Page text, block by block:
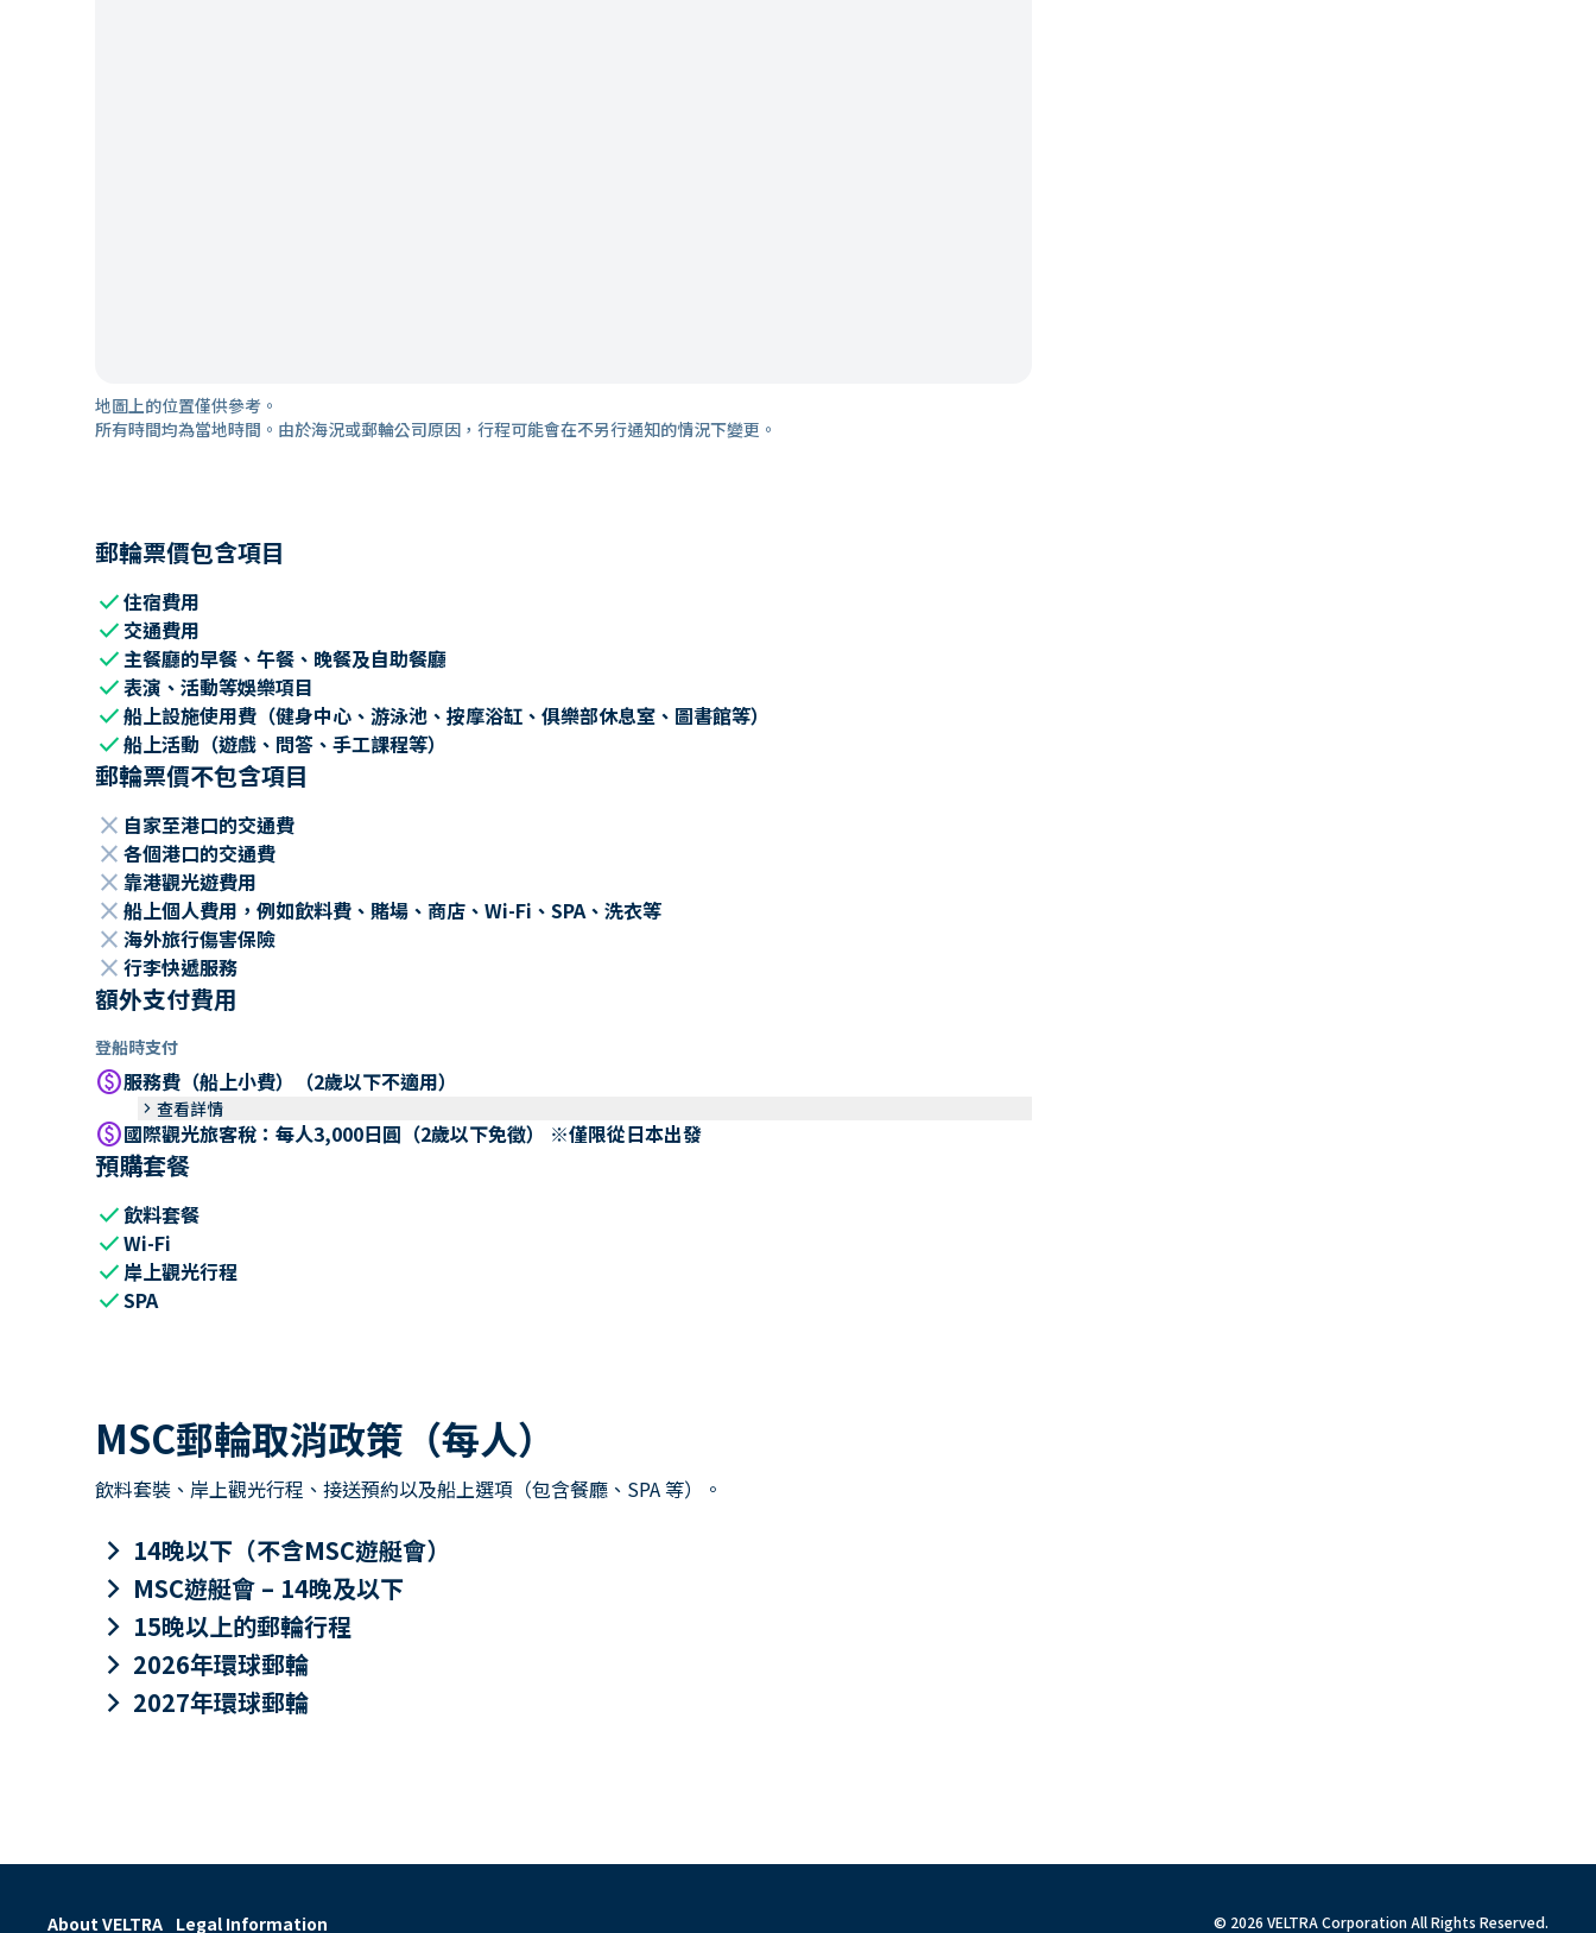
地圖上的位置僅供參考。
所有時間均為當地時間。由於海況或郵輪公司原因，行程可能會在不另行通知的情況下變更。
郵輪票價包含項目
check住宿費用
check 交通費用
check主餐廳的早餐、午餐、晚餐及自助餐廳
check表演、活動等娛樂項目
check船上設施使用費（健身中心、游泳池、按摩浴缸、俱樂部休息室、圖書館等）
check船上活動（遊戲、問答、手工課程等）
郵輪票價不包含項目
close 自家至港口的交通費
close 各個港口的交通費
close 靠港觀光遊費用
close 船上個人費用，例如飲料費、賭場、商店、Wi-Fi、SPA、洗衣等
close 海外旅行傷害保險
close 行李快遞服務
額外支付費用
登船時支付
paid服務費（船上小費）（2歲以下不適用）
keyboard_arrow_right 查看詳情
paid國際觀光旅客稅：每人3,000日圓（2歲以下免徵） ※僅限從日本出發
預購套餐
check飲料套餐
checkWi-Fi
check 岸上觀光行程
checkSPA
MSC郵輪取消政策（每人）
飲料套裝、岸上觀光行程、接送預約以及船上選項（包含餐廳、SPA 等）。
keyboard_arrow_right 14晚以下（不含MSC遊艇會）
keyboard_arrow_right MSC遊艇會 – 14晚及以下
keyboard_arrow_right 15晚以上的郵輪行程
keyboard_arrow_right 2026年環球郵輪
keyboard_arrow_right 2027年環球郵輪
About VELTRA Legal Information © 2026 VELTRA Corporation All Rights Reserved.